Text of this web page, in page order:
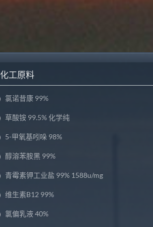
化工原料
氯诺昔康 99%
草酸铵 99.5% 化学纯
5-甲氧基吲哚 98%
醇溶苯胺黑 99%
青霉素钾工业盐 99% 1588u/mg
维生素B12 99%
氯偏乳液 40%